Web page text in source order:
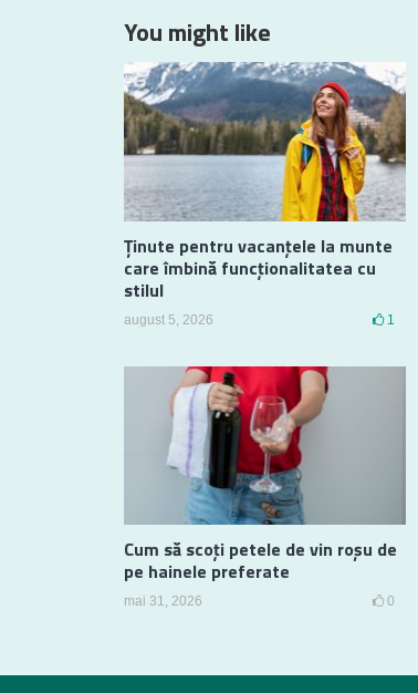
You might like
Ținute pentru vacanțele la munte
care îmbină funcționalitatea cu
stilul
august 5, 2026 1
Cum să scoți petele de vin roșu de
pe hainele preferate
mai 31, 2026 0